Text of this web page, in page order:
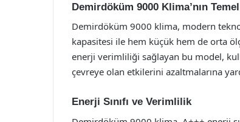
Demirdöküm 9000 Klima’nın
Demirdöküm 9000 klima, modern
kapasitesi ile hem küçük hem de orta
enerji verimliliği sağlayan bu model,
çevreye olan etkilerini azaltmalarına
Enerji Sınıfı ve Verimlilik